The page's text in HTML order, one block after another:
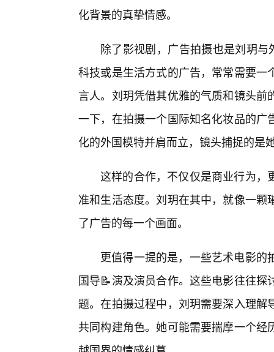
化背景的真挚情感。
除了影视剧，广告拍摄也是刘玥与
科技或是生活方式的广告，常常需要
言人。刘玥凭借其优雅的气质和镜头
一下，在拍摄一个国际知名化妆品的
化的外国模特并肩而立，镜头捕捉的是
这样的合作，不仅仅是商业行为，
准和生活态度。刘玥在其中，就像一
了广告的每一个画面。
更值得一提的是，一些艺术电影
国导📝演及演员合作。这些电影往往
题。在拍摄过程中，刘玥需要深入理
共同构建角色。她可能需要揣摩一个